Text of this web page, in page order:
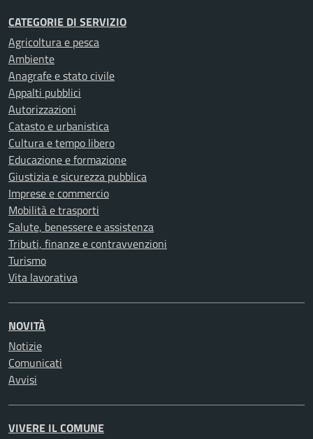
CATEGORIE DI SERVIZIO
Agricoltura e pesca
Ambiente
Anagrafe e stato civile
Appalti pubblici
Autorizzazioni
Catasto e urbanistica
Cultura e tempo libero
Educazione e formazione
Giustizia e sicurezza pubblica
Imprese e commercio
Mobilità e trasporti
Salute, benessere e assistenza
Tributi, finanze e contravvenzioni
Turismo
Vita lavorativa
NOVITÀ
Notizie
Comunicati
Avvisi
VIVERE IL COMUNE